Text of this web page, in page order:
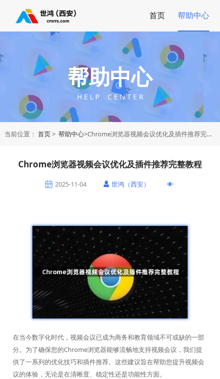
首页 帮助中心
帮助中心
H E L P C E N T E R
当前位置： 首页> 帮助中心>Chrome浏览器视频会议优化及插件推荐完整教程
Chrome浏览器视频会议优化及插件推荐完整教程
2025-11-04 世鸿（西安）
在当今数字化时代，视频会议已成为商务和教育领域不可或缺的一部
分。为了确保您的Chrome浏览器能够流畅地支持视频会议，我们提
供了一系列的优化技巧和插件推荐。这些建议旨在帮助您提升视频会
议的体验，无论是在清晰度、稳定性还是功能性方面。